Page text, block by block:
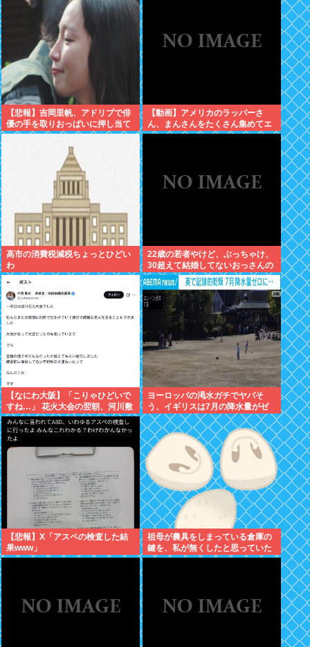
【悲報】吉岡里帆、アドリブで俳
優の手を取りおっぱいに押し当て
る
【動画】アメリカのラッパーさ
ん、まんさんをたくさん集めてエ
チエチダンスを全裸で踊るMVを撮
高市の消費税減税ちょっとひどい
わ
22歳の若者やけど、ぶっちゃけ、
30超えて結婚してないおっさんの
こと見下してる
【なにわ大阪】「こりゃひどいで
すね…」 花火大会の翌朝、河川敷
に広がっていた衝撃の光景
ヨーロッパの渇水ガチでヤバそ
う、イギリスは7月の降水量がゼ
ロに 専門家「今年は過去最悪の不
作になる可能性」
【悲報】X「アスペの検査した結
果www」
祖母が農具をしまっている倉庫の
鍵を、私が無くしたと思っていた
ら…